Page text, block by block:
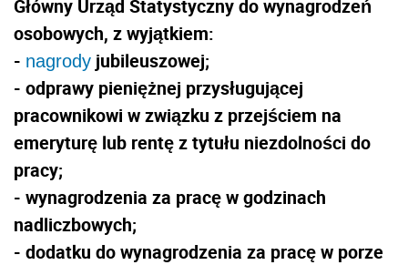
Główny Urząd Statystyczny do wynagrodzeń
osobowych, z wyjątkiem:
- nagrody jubileuszowej;
- odprawy pieniężnej przysługującej
pracownikowi w związku z przejściem na
emeryturę lub rentę z tytułu niezdolności do
pracy;
- wynagrodzenia za pracę w godzinach
nadliczbowych;
- dodatku do wynagrodzenia za pracę w porze